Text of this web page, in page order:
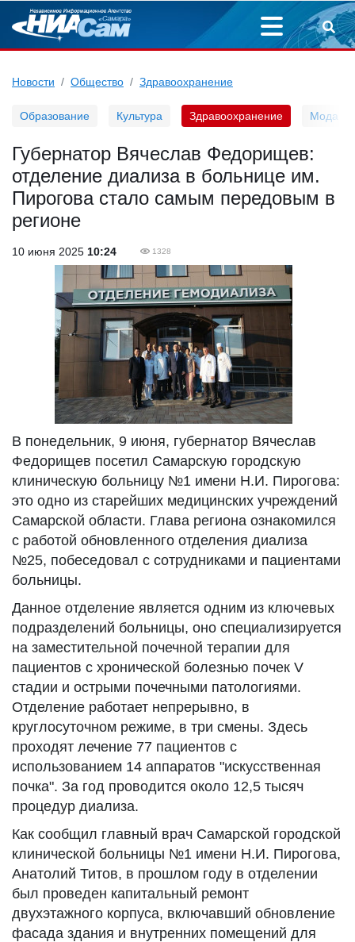
Новости Общество Здравоохранение
Образование Культура Здравоохранение Мода
Губернатор Вячеслав Федорищев:
отделение диализа в больнице им.
Пирогова стало самым передовым в
регионе
10 июня 2025 10:24 1328
В понедельник, 9 июня, губернатор Вячеслав
Федорищев посетил Самарскую городскую
клиническую больницу №1 имени Н.И. Пирогова:
это одно из старейших медицинских учреждений
Самарской области. Глава региона ознакомился
с работой обновленного отделения диализа
№25, побеседовал с сотрудниками и пациентами
больницы.
Данное отделение является одним из ключевых
подразделений больницы, оно специализируется
на заместительной почечной терапии для
пациентов с хронической болезнью почек V
стадии и острыми почечными патологиями.
Отделение работает непрерывно, в
круглосуточном режиме, в три смены. Здесь
проходят лечение 77 пациентов с
использованием 14 аппаратов "искусственная
почка". За год проводится около 12,5 тысяч
процедур диализа.
Как сообщил главный врач Самарской городской
клинической больницы №1 имени Н.И. Пирогова,
Анатолий Титов, в прошлом году в отделении
был проведен капитальный ремонт
двухэтажного корпуса, включавший обновление
фасада здания и внутренних помещений для